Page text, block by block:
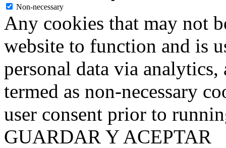
Non-necessary
Any cookies that may not
website to function and is
personal data via analytics,
termed as non-necessary
user consent prior to
GUARDAR Y ACEPTAR